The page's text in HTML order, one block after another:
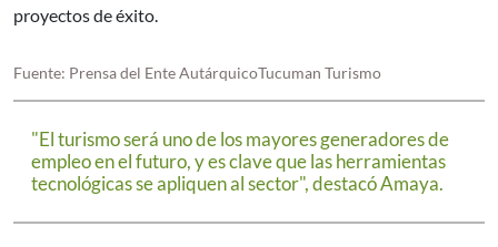
"El turismo será uno de los mayores generadores de
empleo en el futuro, y es clave que las herramientas
tecnológicas se apliquen al sector", destacó Amaya.
proyectos de éxito.
Fuente: Prensa del Ente AutárquicoTucuman Turismo